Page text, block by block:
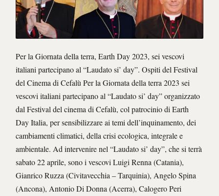
Per la Giornata della terra, Earth Day 2023, sei vescovi
italiani partecipano al “Laudato si’ day”. Ospiti del Festival
del Cinema di Cefalù Per la Giornata della terra 2023 sei
vescovi italiani partecipano al “Laudato si’ day” organizzato
dal Festival del cinema di Cefalù, col patrocinio di Earth
Day Italia, per sensibilizzare ai temi dell’inquinamento, dei
cambiamenti climatici, della crisi ecologica, integrale e
ambientale. Ad intervenire nel “Laudato si’ day”, che si terrà
sabato 22 aprile, sono i vescovi Luigi Renna (Catania),
Gianrico Ruzza (Civitavecchia – Tarquinia), Angelo Spina
(Ancona), Antonio Di Donna (Acerra), Calogero Peri